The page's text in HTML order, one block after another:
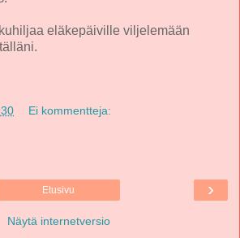
eläkepäiville viljelemään
Ei kommentteja:
›
Etusivu
Näytä internetversio